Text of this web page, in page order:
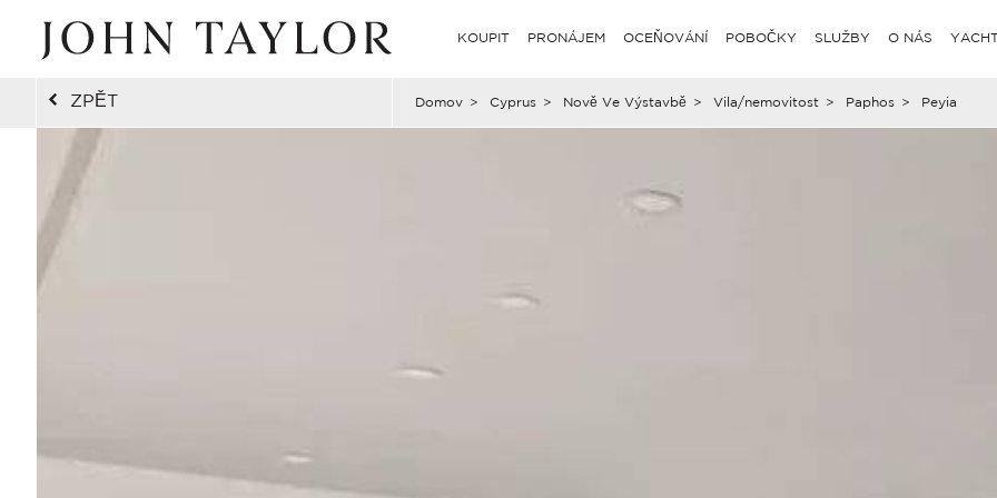
KOUPIT PRONÁJEM OCEŇOVÁNÍ POBOČKY SLUŽBY O NÁS
ZPĚT Domov > Cyprus > Nově Ve Výstavbě > Vila/nemovitost > Paphos > Peyia